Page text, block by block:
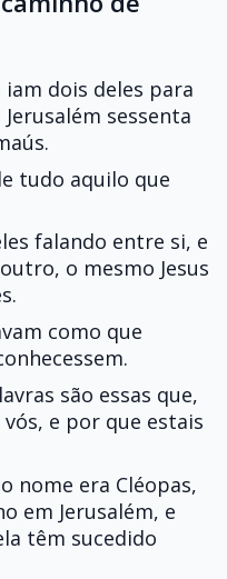
iam dois deles para
sessenta
tudo aquilo que
falando entre si, e
o mesmo Jesus
como que
são essas que,
e por que estais
nome era Cléopas,
em Jerusalém, e
têm sucedido